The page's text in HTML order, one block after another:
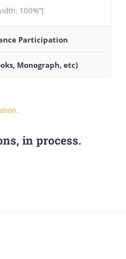
100%”]
Participation
Monograph, etc)
.
in process.